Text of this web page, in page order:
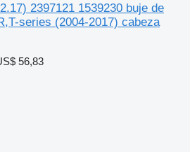
2397121 1539230 buje de
series (2004-2017) cabeza
56,83